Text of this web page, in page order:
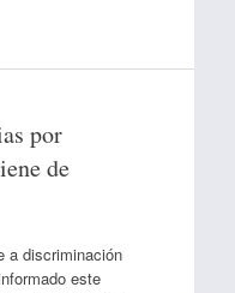
por
de
a discriminación
este